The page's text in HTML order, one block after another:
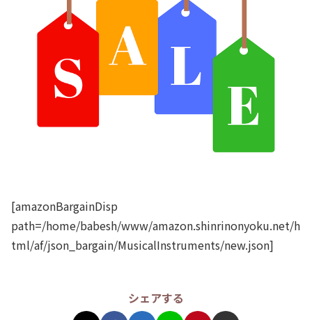
[amazonBargainDisp
path=/home/babesh/www/amazon.shinrinonyoku.net/h
tml/af/json_bargain/MusicalInstruments/new.json]
シェアする